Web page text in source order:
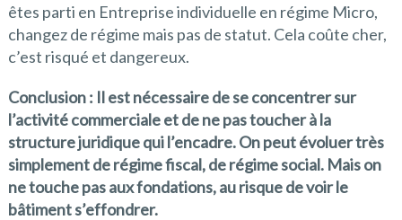
êtes parti en Entreprise individuelle en régime Micro,
changez de régime mais pas de statut. Cela coûte cher,
c’est risqué et dangereux.
Conclusion : Il est nécessaire de se concentrer sur
l’activité commerciale et de ne pas toucher à la
structure juridique qui l’encadre. On peut évoluer très
simplement de régime fiscal, de régime social. Mais on
ne touche pas aux fondations, au risque de voir le
bâtiment s’effondrer.